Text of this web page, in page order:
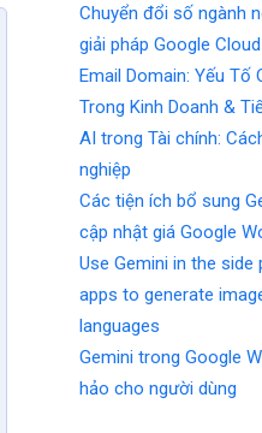
Chuyển đổi số ngành
giải pháp Google Cloud
Email Domain: Yếu Tố
Trong Kinh Doanh &
AI trong Tài chính:
nghiệp
Các tiện ích bổ sung
cập nhật giá Google
Use Gemini in the
apps to generate
languages
Gemini trong Google
hảo cho người dùng